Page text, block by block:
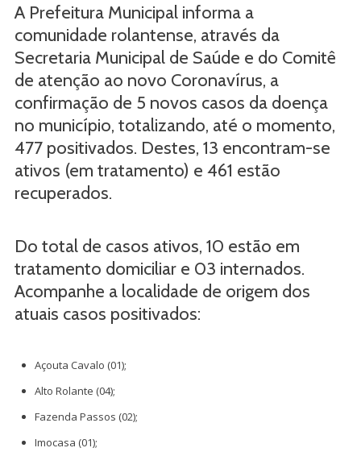
A Prefeitura Municipal informa a
comunidade rolantense, através da
Secretaria Municipal de Saúde e do Comitê
de atenção ao novo Coronavírus, a
confirmação de 5 novos casos da doença
no município, totalizando, até o momento,
477 positivados. Destes, 13 encontram-se
ativos (em tratamento) e 461 estão
recuperados.
Do total de casos ativos, 10 estão em
tratamento domiciliar e 03 internados.
Acompanhe a localidade de origem dos
atuais casos positivados:
Açouta Cavalo (01);
Alto Rolante (04);
Fazenda Passos (02);
Imocasa (01);